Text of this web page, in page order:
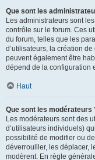
Que sont les
Les administrateurs sont
contrôle sur le forum. Ces
du forum, telles que les
d’utilisateurs, la création
peuvent également être
dépend de la configuration
Haut
Que sont les modérateurs
Les modérateurs sont des
d’utilisateurs individuels)
possibilité de modifier ou
déverrouiller, les déplacer,
modèrent. En règle